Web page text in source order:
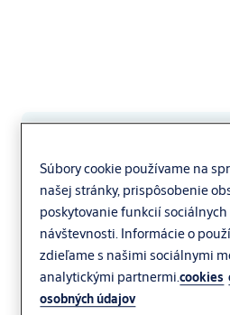
Servisné
ktoré
prevádzku
Súbory cookie používame na
našej stránky, prispôsobenie
poskytovanie funkcií
návštevnosti. Informácie o
zdieľame s našimi sociálnymi
analytickými partnermi.cookies
osobných údajov